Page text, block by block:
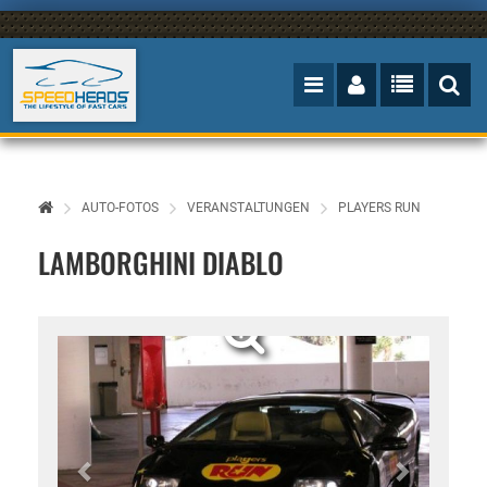
AUTO-FOTOS VERANSTALTUNGEN PLAYERS RUN
LAMBORGHINI DIABLO